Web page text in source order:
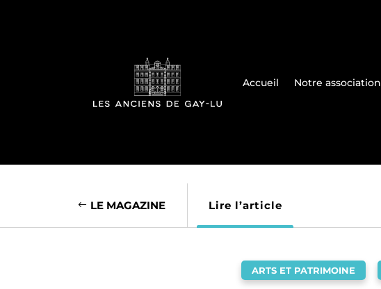
Accueil Notre association
LE MAGAZINE Lire l’article
ARTS ET PATRIMOINE